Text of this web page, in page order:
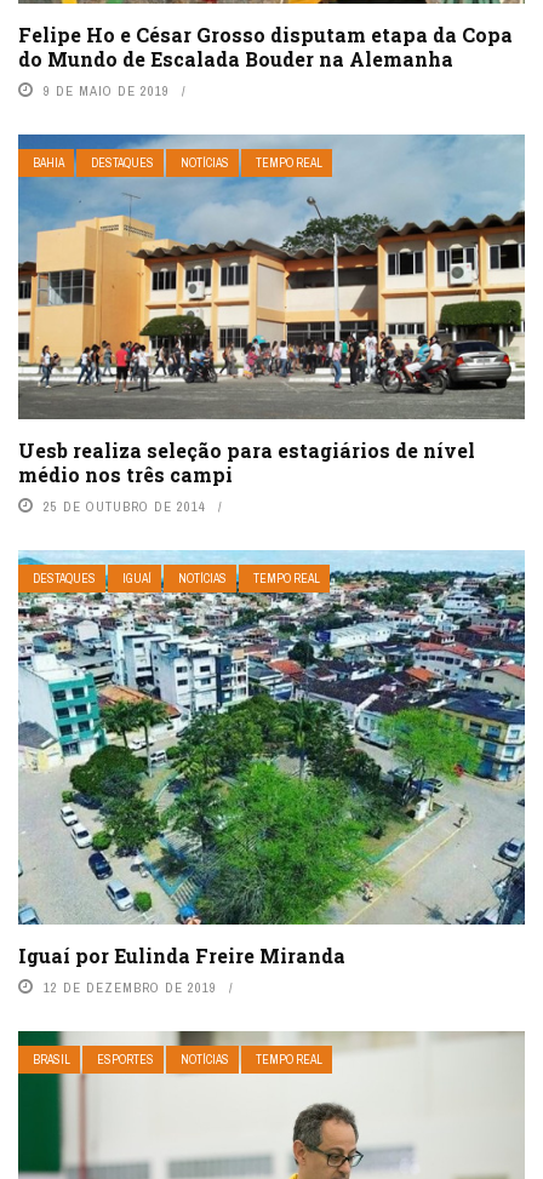
Felipe Ho e César Grosso disputam etapa da Copa
do Mundo de Escalada Bouder na Alemanha
9 DE MAIO DE 2019
BAHIA DESTAQUES NOTÍCIAS TEMPO REAL
Uesb realiza seleção para estagiários de nível
médio nos três campi
25 DE OUTUBRO DE 2014
DESTAQUES IGUAÍ NOTÍCIAS TEMPO REAL
Iguaí por Eulinda Freire Miranda
12 DE DEZEMBRO DE 2019
BRASIL ESPORTES NOTÍCIAS TEMPO REAL